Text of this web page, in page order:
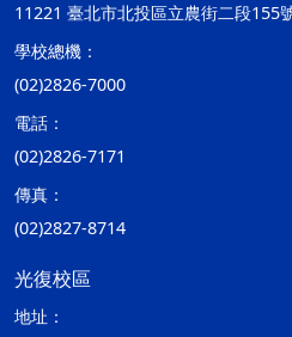
11221 臺北市北投區立農街二段155
學校總機：
(02)2826-7000
電話：
(02)2826-7171
傳真：
(02)2827-8714
光復校區
地址：